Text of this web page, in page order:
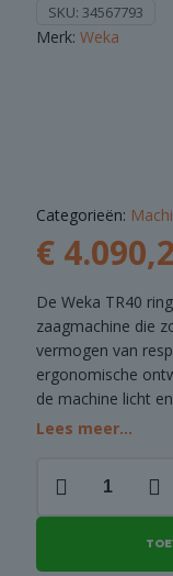
SKU: 34567793
Merk: Weka
Categorieën:
€
De Weka TR40
zaagmachine die
vermogen van
ergonomische
de machine licht
Lees meer...
TR40
Ringzaag
aantal
& BEITELS
DEALS